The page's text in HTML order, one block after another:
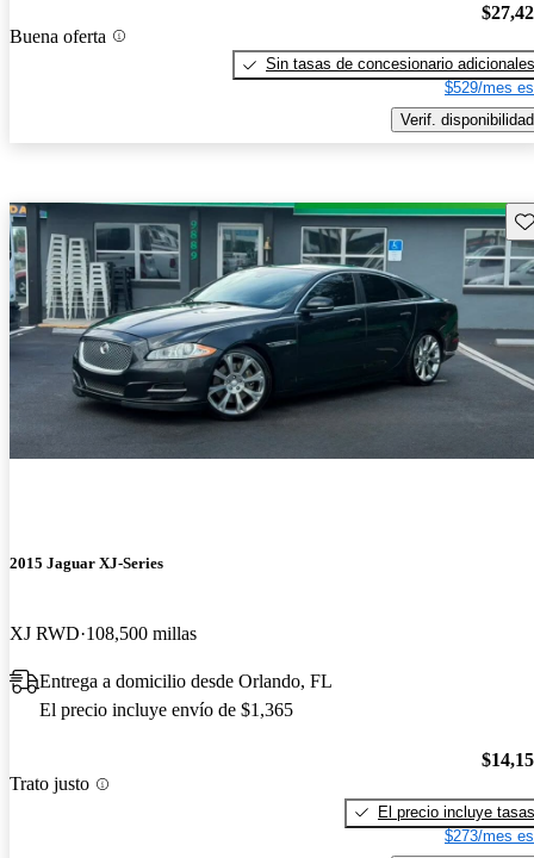
Buena oferta
Sin tasas de concesionario adicionales
$529/mes
Verif. disponibilidad
2015 Jaguar XJ-Series
XJ RWD 108,500 millas
Entrega a domicilio desde Orlando, FL
El precio incluye envío de $1,365
Trato justo
El precio incluye tasas
$273/mes